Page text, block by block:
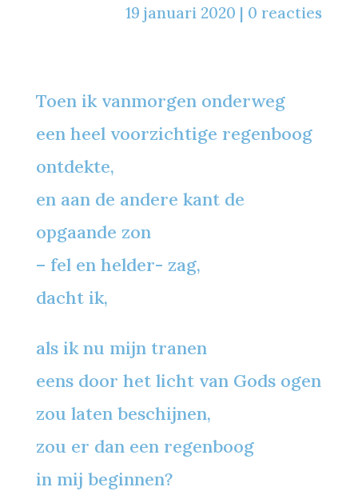
19 januari 2020 | 0 reacties
Toen ik vanmorgen onderweg
een heel voorzichtige regenboog
ontdekte,
en aan de andere kant de
opgaande zon
– fel en helder- zag,
dacht ik,
als ik nu mijn tranen
eens door het licht van Gods ogen
zou laten beschijnen,
zou er dan een regenboog
in mij beginnen?